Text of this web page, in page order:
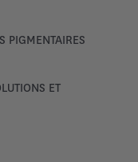
PIGMENTAIRES
ET